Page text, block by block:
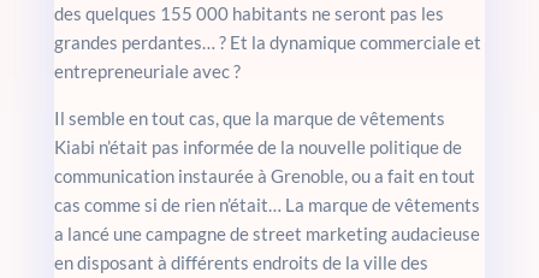
des quelques 155 000 habitants ne seront pas les
grandes perdantes… ? Et la dynamique commerciale et
entrepreneuriale avec ?
Il semble en tout cas, que la marque de vêtements
Kiabi n’était pas informée de la nouvelle politique de
communication instaurée à Grenoble, ou a fait en tout
cas comme si de rien n’était… La marque de vêtements
a lancé une campagne de street marketing audacieuse
en disposant à différents endroits de la ville des